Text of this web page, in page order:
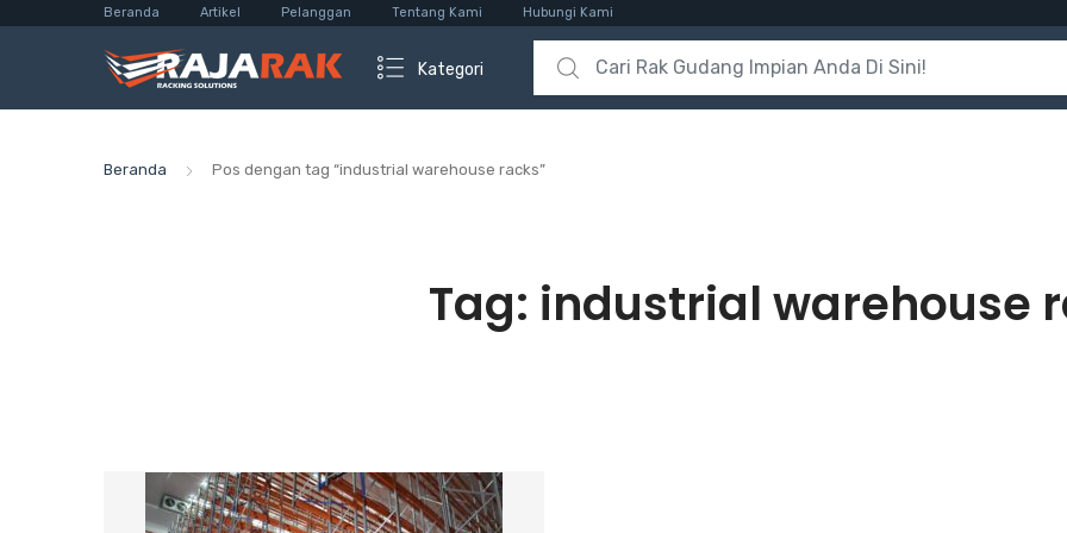
Beranda Artikel Pelanggan Tentang Kami Hubungi Kami
Kategori
Search for:
Beranda Pos dengan tag “industrial warehouse racks”
Tag: industrial warehouse